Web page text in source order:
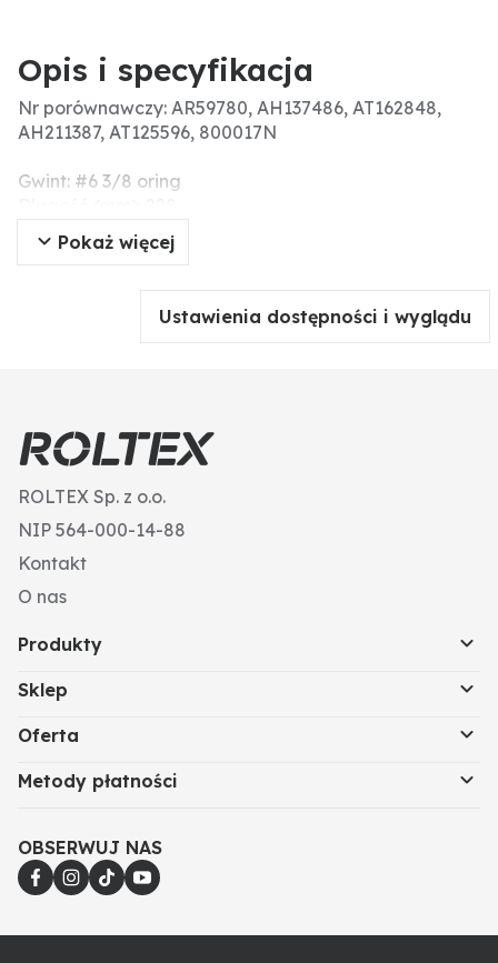
Opis i specyfikacja
Nr porównawczy: AR59780, AH137486, AT162848,
AH211387, AT125596, 800017N
Gwint: #6 3/8 oring
Gwint przyłączeniowy: F/M
Masa (g): 500
Pokaż więcej
Ustawienia dostępności i wyglądu
ROLTEX Sp. z o.o.
NIP 564-000-14-88
Kontakt
O nas
Produkty
Sklep
Oferta
Metody płatności
OBSERWUJ NAS